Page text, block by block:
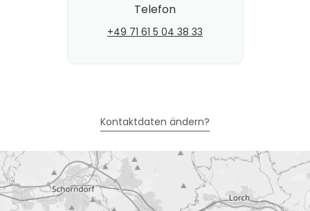
Telefon
+49 71 61 5 04 38 33
Kontaktdaten ändern?